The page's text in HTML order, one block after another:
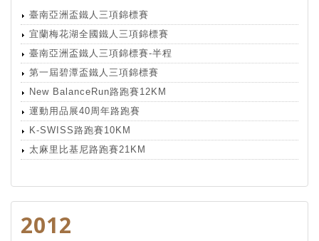
臺南亞洲盃鐵人三項錦標賽
宜蘭梅花湖全國鐵人三項錦標賽
臺南亞洲盃鐵人三項錦標賽-半程
第一屆碧潭盃鐵人三項錦標賽
New BalanceRun路跑賽12KM
運動用品展40周年路跑賽
K-SWISS路跑賽10KM
太麻里比基尼路跑賽21KM
2012